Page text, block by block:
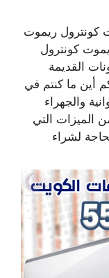
كونترول ريموت
كونترول
القديمة
أين ما كنتم في
والجهراء
الميزات التي
لشراء